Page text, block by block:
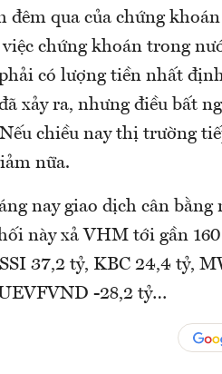
đêm qua của chứng
chứng khoán trong
có lượng tiền nhất
xảy ra, nhưng điều bất
chiều nay thị trường
nữa.
nay giao dịch cân
này xả VHM tới gần
37,2 tỷ, KBC 24,4 tỷ,
-28,2 tỷ…